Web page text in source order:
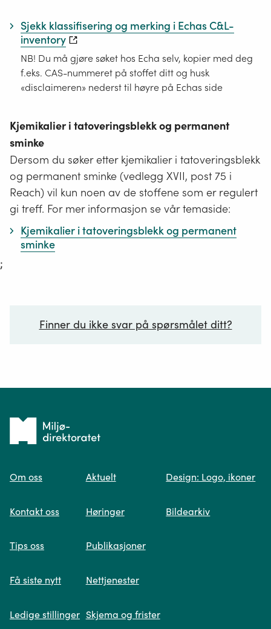
Sjekk klassifisering og merking i Echas C&L-
inventory
NB! Du må gjøre søket hos Echa selv, kopier med deg
f.eks. CAS-nummeret på stoffet ditt og husk
«disclaimeren» nederst til høyre på Echas side
Kjemikalier i tatoveringsblekk og permanent
sminke
Dersom du søker etter kjemikalier i tatoveringsblekk
og permanent sminke (vedlegg XVII, post 75 i
Reach) vil kun noen av de stoffene som er regulert
gi treff. For mer informasjon se vår temaside:
Kjemikalier i tatoveringsblekk og permanent
sminke
;
Finner du ikke svar på spørsmålet ditt?
Spør oss
søk og viser deg vår mest relevante
Tilbake
forsiden
Om oss
Kontakt oss
Tips oss
Få siste nytt
Ledige stillinger
Aktuelt
Høringer
Publikasjoner
Nettjenester
Skjema og frister
Design: Logo, ikoner
Bildearkiv